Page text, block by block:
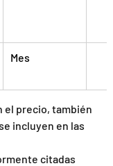
Mes
el precio, también
incluyen en las
citadas